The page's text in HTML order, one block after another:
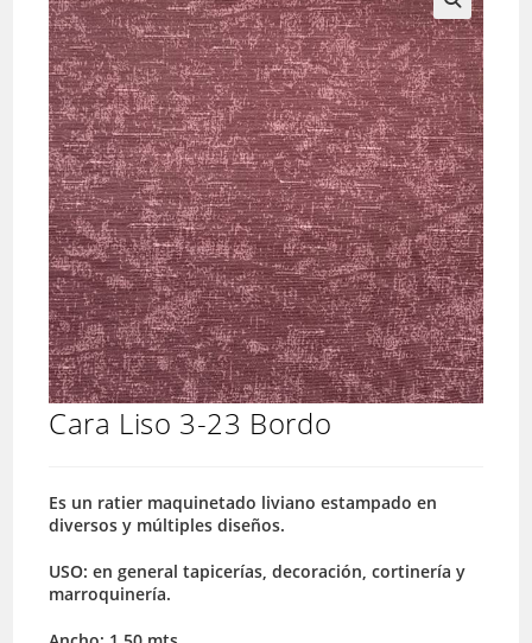
Cara Liso 3-23 Bordo
Es un ratier maquinetado liviano estampado en
diversos y múltiples diseños.
USO: en general tapicerías, decoración, cortinería y
marroquinería.